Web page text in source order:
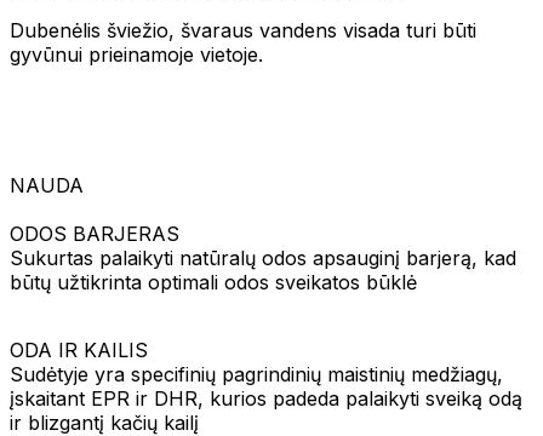
Dubenėlis šviežio, švaraus vandens visada turi būti
gyvūnui prieinamoje vietoje.
NAUDA
ODOS BARJERAS
Sukurtas palaikyti natūralų odos apsauginį barjerą, kad
būtų užtikrinta optimali odos sveikatos būklė
ODA IR KAILIS
Sudėtyje yra specifinių pagrindinių maistinių medžiagų,
įskaitant EPR ir DHR, kurios padeda palaikyti sveiką odą
ir blizgantį kačių kailį